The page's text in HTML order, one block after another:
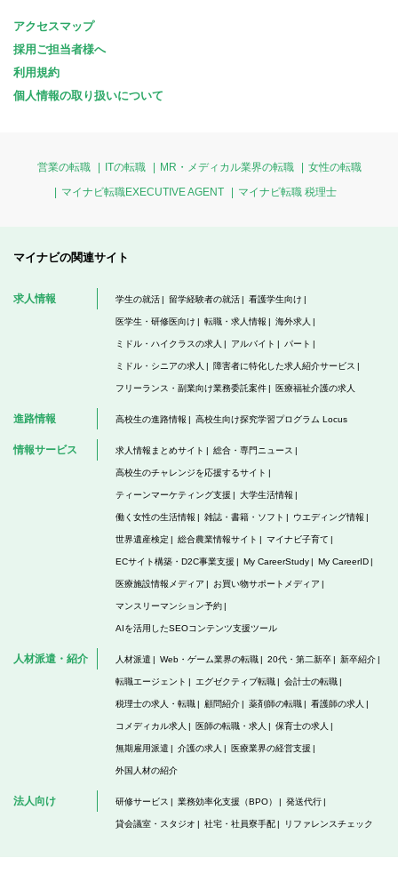
アクセスマップ
採用ご担当者様へ
利用規約
個人情報の取り扱いについて
営業の転職 ITの転職 MR・メディカル業界の転職
女性の転職
マイナビ転職EXECUTIVE AGENT
マイナビ転職 税理士
マイナビの関連サイト
求人情報 学生の就活 留学経験者の就活 看護学生向け
医学生・研修医向け 転職・求人情報 海外求人
ミドル・ハイクラスの求人 アルバイト パート
ミドル・シニアの求人 障害者に特化した求人紹介サービス
フリーランス・副業向け業務委託案件 医療福祉介護の求人
進路情報 高校生の進路情報 高校生向け探究学習プログラム Locus
情報サービス 求人情報まとめサイト 総合・専門ニュース
高校生のチャレンジを応援するサイト
ティーンマーケティング支援 大学生活情報
働く女性の生活情報 雑誌・書籍・ソフト ウエディング情報
世界遺産検定 総合農業情報サイト マイナビ子育て
ECサイト構築・D2C事業支援 My CareerStudy My CareerID
医療施設情報メディア お買い物サポートメディア
マンスリーマンション予約
AIを活用したSEOコンテンツ支援ツール
人材派遣・紹介 人材派遣 Web・ゲーム業界の転職 20代・第二新卒 新卒紹介
転職エージェント エグゼクティブ転職 会計士の転職
税理士の求人・転職 顧問紹介 薬剤師の転職 看護師の求人
コメディカル求人 医師の転職・求人 保育士の求人
無期雇用派遣 介護の求人 医療業界の経営支援
外国人材の紹介
法人向け 研修サービス 業務効率化支援（BPO） 発送代行
貸会議室・スタジオ 社宅・社員寮手配 リファレンスチェック